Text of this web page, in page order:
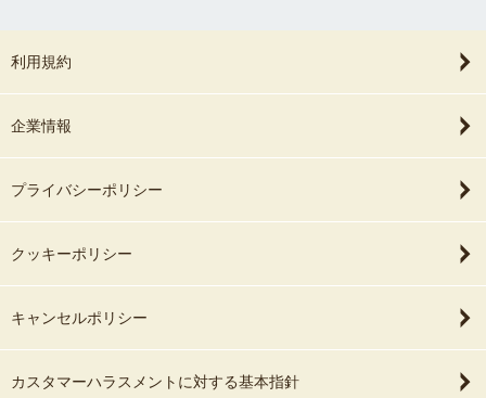
利用規約
企業情報
プライバシーポリシー
クッキーポリシー
キャンセルポリシー
カスタマーハラスメントに対する基本指針